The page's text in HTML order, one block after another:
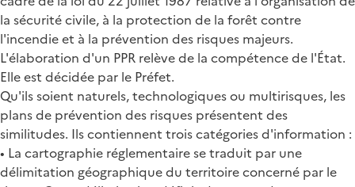
la sécurité civile, à la protection de la forêt contre
l'incendie et à la prévention des risques majeurs.
L'élaboration d'un PPR relève de la compétence de l'État.
Elle est décidée par le Préfet.
Qu'ils soient naturels, technologiques ou multirisques, les
plans de prévention des risques présentent des
similitudes. Ils contiennent trois catégories d'information :
• La cartographie réglementaire se traduit par une
délimitation géographique du territoire concerné par le